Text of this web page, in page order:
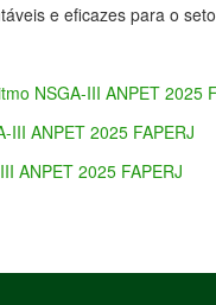
e eficazes para o
NSGA-III ANPET 2025
III ANPET 2025 FAPERJ
ANPET 2025 FAPERJ